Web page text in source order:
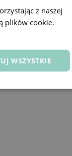
z naszej
plików cookie.
WSZYSTKIE